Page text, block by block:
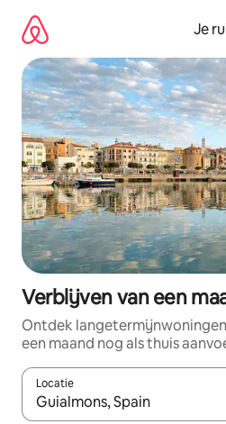
direct
naar
inhoud
Je
Verblijven van een
Ontdek
een maand nog als thuis
Locatie
Wanneer er suggesties